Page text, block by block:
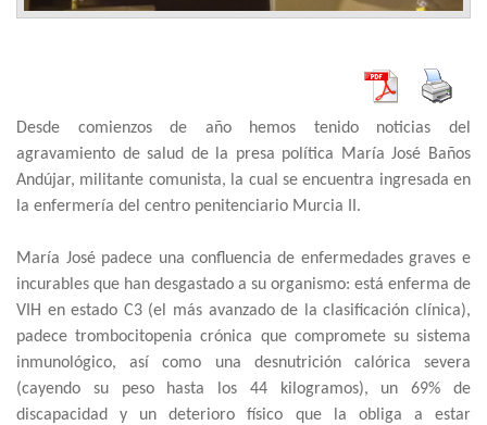
Desde comienzos de año hemos tenido noticias del
agravamiento de salud de la presa política María José Baños
Andújar, militante comunista, la cual se encuentra ingresada en
la enfermería del centro penitenciario Murcia II.
María José padece una confluencia de enfermedades graves e
incurables que han desgastado a su organismo: está enferma de
VIH en estado C3 (el más avanzado de la clasificación clínica),
padece trombocitopenia crónica que compromete su sistema
inmunológico, así como una desnutrición calórica severa
(cayendo su peso hasta los 44 kilogramos), un 69% de
discapacidad y un deterioro físico que la obliga a estar